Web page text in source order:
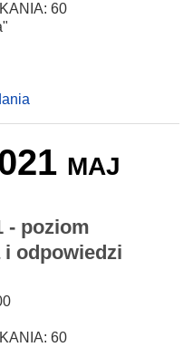
60
maj
- poziom
odpowiedzi
60